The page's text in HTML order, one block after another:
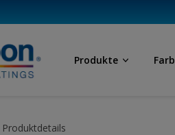
Produkte
Produktdetails